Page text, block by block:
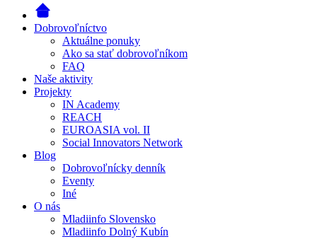
Dobrovoľníctvo
Aktuálne ponuky
Ako sa stať dobrovoľníkom
FAQ
Naše aktivity
Projekty
IN Academy
REACH
EUROASIA vol. II
Social Innovators Network
Blog
Dobrovoľnícky denník
Eventy
Iné
O nás
Mladiinfo Slovensko
Mladiinfo Dolný Kubín